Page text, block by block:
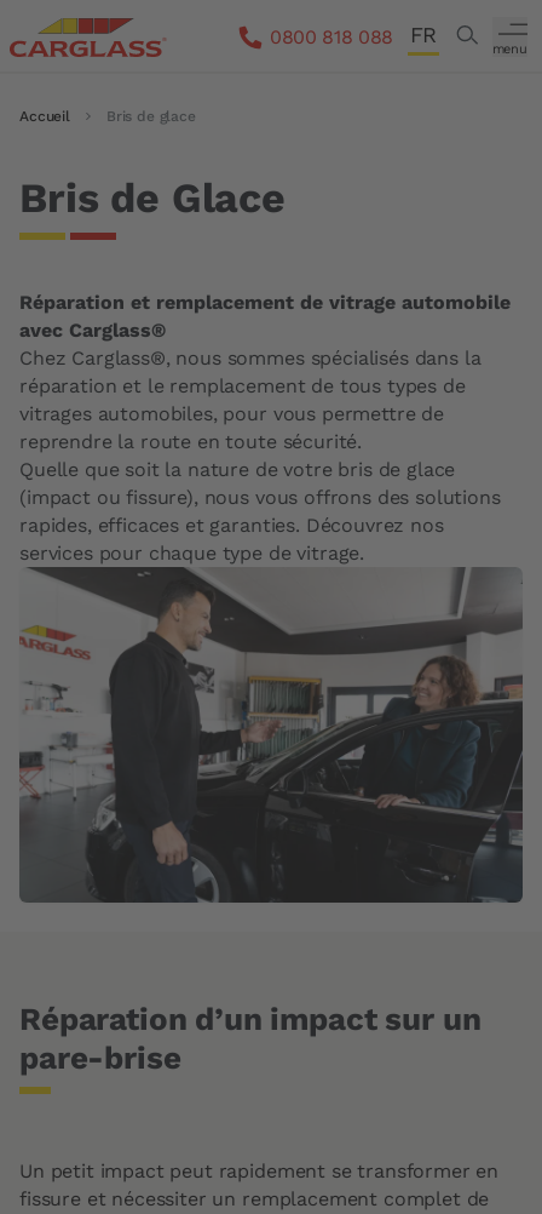
Aller au contenu principal
0800 818 088
FR Search
menu
Fil d'Ariane
Accueil Bris de glace
Bris de Glace
Réparation et remplacement de vitrage automobile
avec Carglass®
Chez Carglass®, nous sommes spécialisés dans la
réparation et le remplacement de tous types de
vitrages automobiles, pour vous permettre de
reprendre la route en toute sécurité.
Quelle que soit la nature de votre bris de glace
(impact ou fissure), nous vous offrons des solutions
rapides, efficaces et garanties. Découvrez nos
services pour chaque type de vitrage.
Réparation d’un impact sur un
pare-brise
Un petit impact peut rapidement se transformer en
fissure et nécessiter un remplacement complet de